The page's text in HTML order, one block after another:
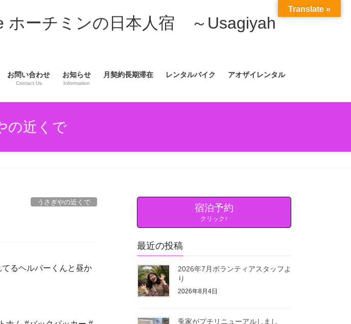
ホーチミンの日本人宿 ～Usagiyah
お問い合わせ
Contact Us
お知らせ
Information
月契約長期滞在 レンタルバイク アオザイレンタル
の近くで
うさぎやの近くで
るヘルパーくんと昼か
宿泊予約
クリック↑
最近の投稿
2026年7月ボランティアスタッフよ
り
2026年8月4日
兎家がプチリニューアルしまし
Translate »